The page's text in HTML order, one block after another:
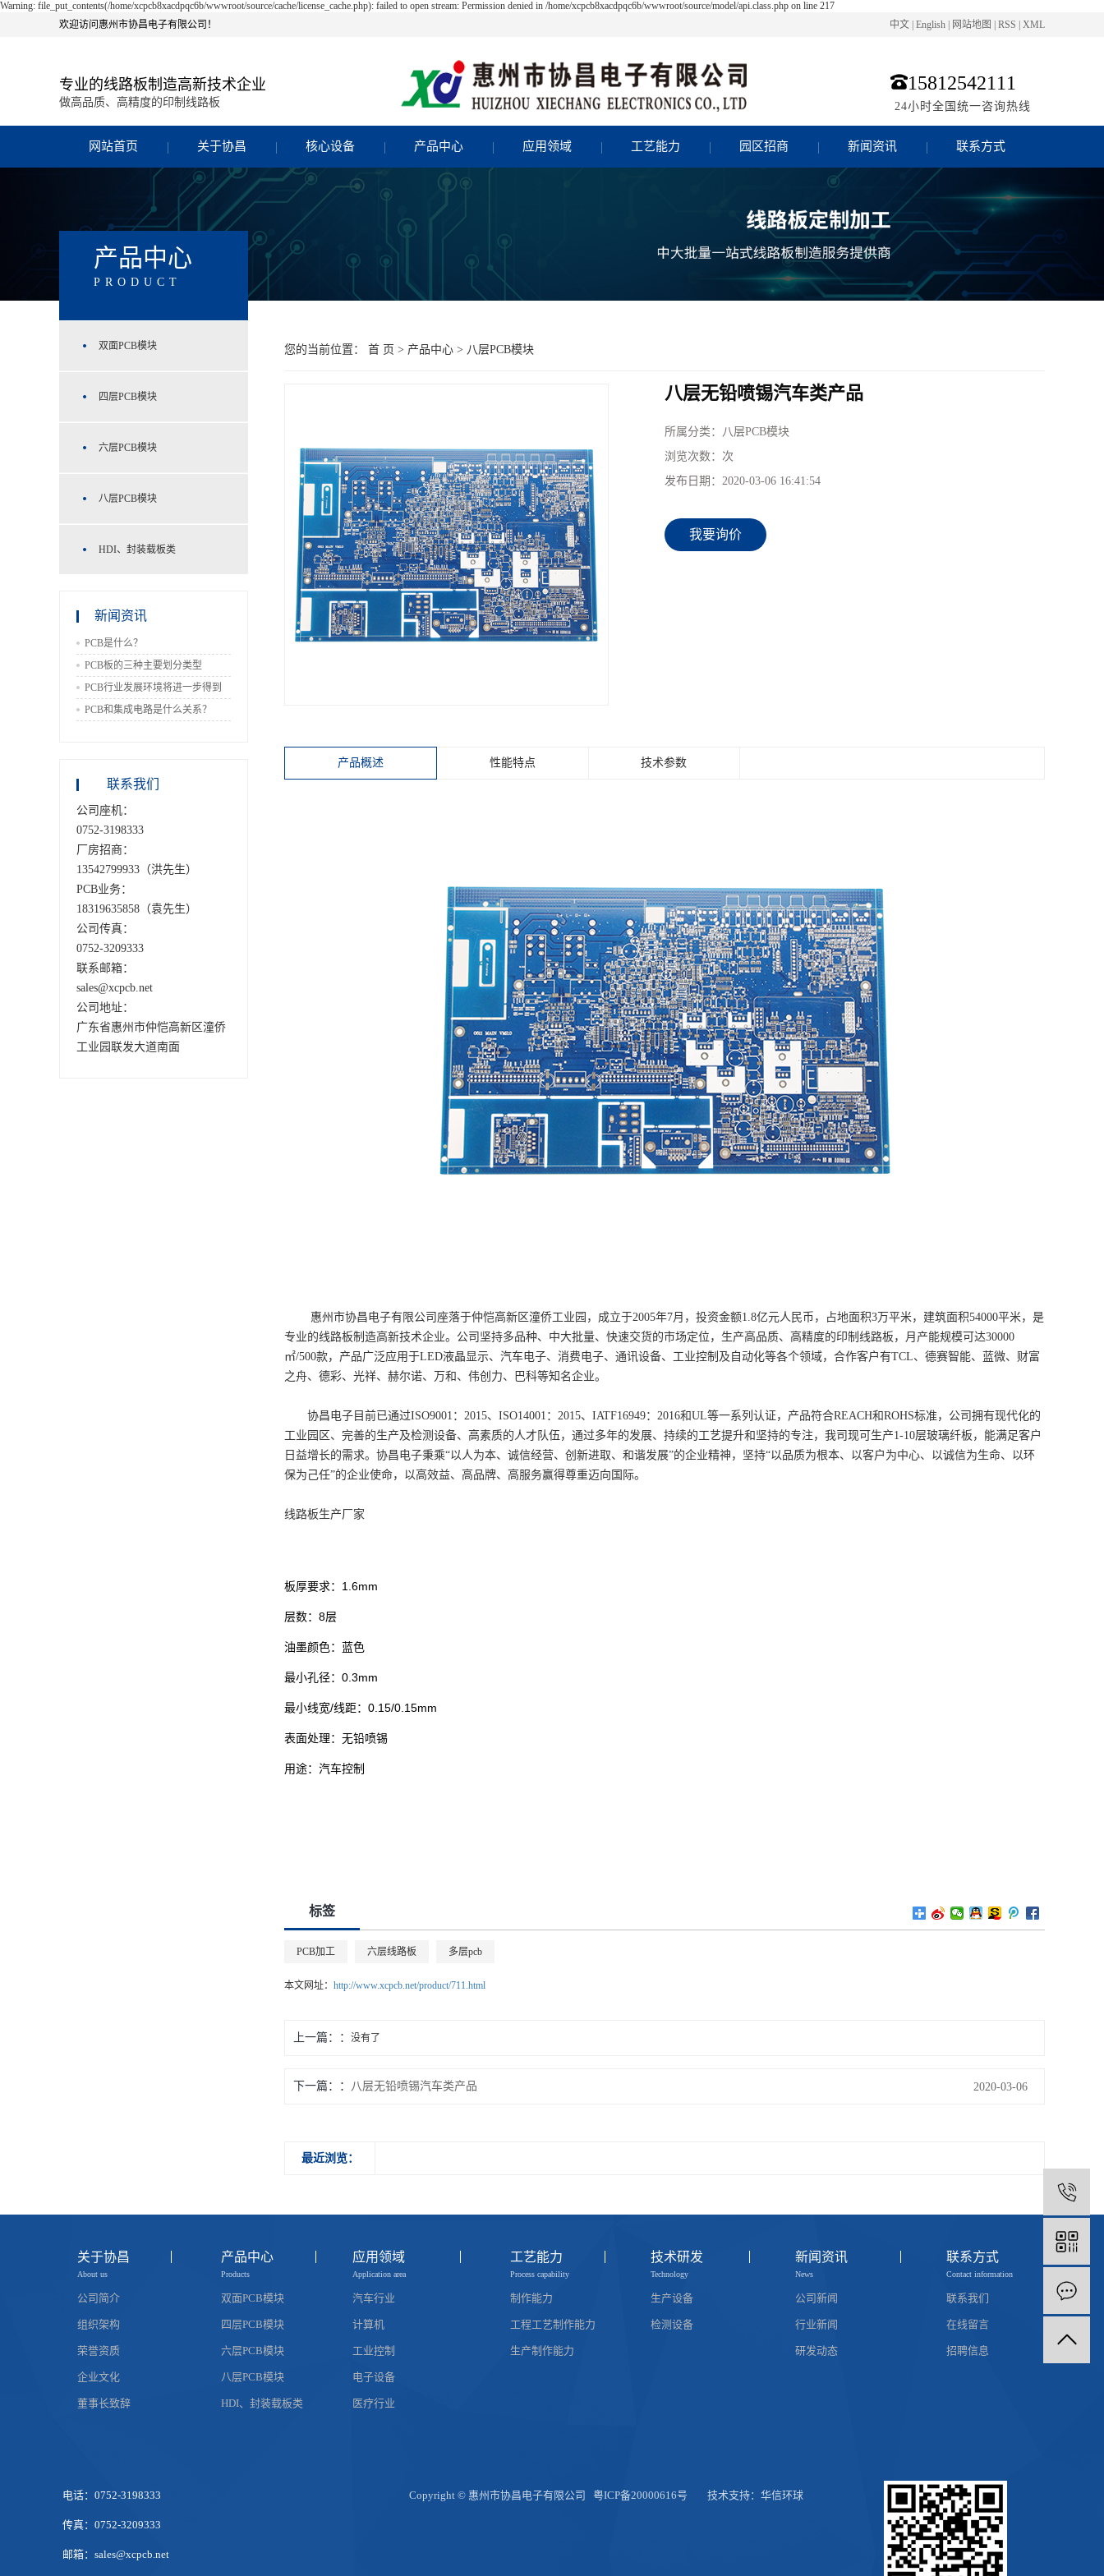
Warning: file_put_contents(/home/xcpcb8xacdpqc6b/wwwroot/source/cache/license_cache.php): failed to open stream: Permission denied in /home/xcpcb8xacdpqc6b/wwwroot/source/model/api.class.php on line 217
欢迎访问惠州市协昌电子有限公司！
中文 English 网站地图 RSS XML
专业的线路板制造高新技术企业
做高品质、高精度的印制线路板
15812542111
24小时全国统一咨询热线
网站首页 关于协昌 核心设备 产品中心 应用领域 工艺能力 园区招商 新闻资讯 联系方式
产品中心
PRODUCT
双面PCB模块
四层PCB模块
六层PCB模块
八层PCB模块
HDI、封装载板类
新闻资讯
PCB是什么？
PCB板的三种主要划分类型
PCB行业发展环境将进一步得到
改善
PCB和集成电路是什么关系？
联系我们
公司座机：
0752-3198333
厂房招商：
13542799933（洪先生）
PCB业务：
18319635858（袁先生）
公司传真：
0752-3209333
联系邮箱：
sales@xcpcb.net
公司地址：
广东省惠州市仲恺高新区潼侨
工业园联发大道南面
您的当前位置： 首 页 > 产品中心 > 八层PCB模块
八层无铅喷锡汽车类产品
所属分类： 八层PCB模块
浏览次数： 次
发布日期： 2020-03-06 16:41:54
我要询价
产品概述 性能特点 技术参数
惠州市协昌电子有限公司座落于仲恺高新区潼侨工业园，成立于2005年7月，投资金额1.8亿元人民币，占地面积3万平米，建筑面积54000平米，是
专业的线路板制造高新技术企业。公司坚持多品种、中大批量、快速交货的市场定位，生产高品质、高精度的印制线路板，月产能规模可达30000
㎡/500款，产品广泛应用于LED液晶显示、汽车电子、消费电子、通讯设备、工业控制及自动化等各个领域，合作客户有TCL、德赛智能、蓝微、财富
之舟、德彩、光祥、赫尔诺、万和、伟创力、巴科等知名企业。
协昌电子目前已通过ISO9001：2015、ISO14001：2015、IATF16949：2016和UL等一系列认证，产品符合REACH和ROHS标准，公司拥有现代化的
工业园区、完善的生产及检测设备、高素质的人才队伍，通过多年的发展、持续的工艺提升和坚持的专注，我司现可生产1-10层玻璃纤板，能满足客户
日益增长的需求。协昌电子秉乘“以人为本、诚信经营、创新进取、和谐发展”的企业精神，坚持“以品质为根本、以客户为中心、以诚信为生命、以环
保为己任”的企业使命，以高效益、高品牌、高服务赢得尊重迈向国际。
线路板生产厂家
板厚要求：1.6mm
层数：8层
油墨颜色：蓝色
最小孔径：0.3mm
最小线宽/线距：0.15/0.15mm
表面处理：无铅喷锡
用途：汽车控制
标签
PCB加工 六层线路板 多层pcb
本文网址： http://www.xcpcb.net/product/711.html
上一篇： 没有了
下一篇： 八层无铅喷锡汽车类产品 2020-03-06
最近浏览：
关于协昌
About us
公司简介
组织架构
荣誉资质
企业文化
董事长致辞
产品中心
Products
双面PCB模块
四层PCB模块
六层PCB模块
八层PCB模块
HDI、封装载板类
应用领域
Application area
汽车行业
计算机
工业控制
电子设备
医疗行业
工艺能力
Process capability
制作能力
工程工艺制作能力
生产制作能力
技术研发
Technology
生产设备
检测设备
新闻资讯
News
公司新闻
行业新闻
研发动态
联系方式
Contact information
联系我们
在线留言
招聘信息
电话：0752-3198333
传真：0752-3209333
邮箱：sales@xcpcb.net
Copyright © 惠州市协昌电子有限公司 粤ICP备20000616号 技术支持： 华信环球